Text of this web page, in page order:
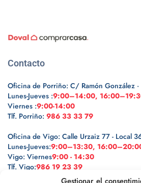
Gestionar el
Contacto
Oficina de Porriño: C/ Ramón González ·
Lunes-Jueves :9:00–14:00,
Viernes :9:00-14:00
Tlf. Porriño: 986 33 33 79
Oficina de Vigo: Calle Urzaiz 77 - Local
Lunes-Jueves:9:00–13:30,
Vigo: Viernes9:00 - 14:30
Tlf. Vigo:986 19 23 39